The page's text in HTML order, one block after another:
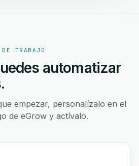
TRABAJO
automatizar
empezar, personalízalo en el
de eGrow y actívalo.